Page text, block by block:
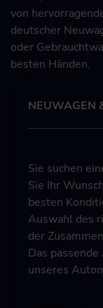
von
deutscher
oder
besten Händen.
NEUWAGEN
Sie suchen
Sie Ihr
besten
Auswahl des
der
Das
unseres